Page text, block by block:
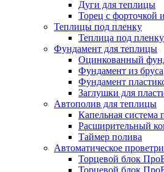
Дуги для теплицы
Торец с форточкой
Теплицы под пленку
Теплица под
Фундамент для теплицы
Оцинкованный
Фундамент из бруса
Фундамент
Заглушки для
Автополив для теплицы
Капельная система
Расширительный
Таймер полива
Автоматическое
Торцевой блок
Торцевой блок